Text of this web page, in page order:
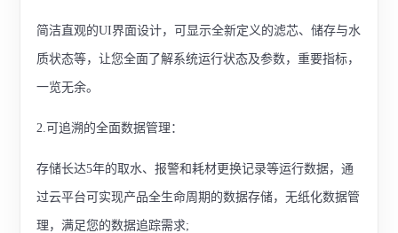
简洁直观的UI界面设计，可显示全新定义的滤芯、储存与水
质状态等，让您全面了解系统运行状态及参数，重要指标，
一览无余。
2.可追溯的全面数据管理：
存储长达5年的取水、报警和耗材更换记录等运行数据，通
过云平台可实现产品全生命周期的数据存储，无纸化数据管
理，满足您的数据追踪需求;